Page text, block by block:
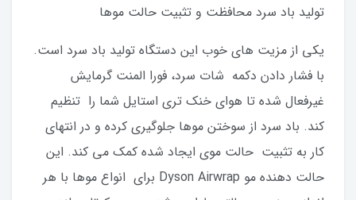
تولید باد سرد محافظت و تثبیت حالت موها
یکی از مزیت های خوب این دستگاه تولید باد سرد است.
با فشار دادن دکمه شات سرد، فورا المنت گرمایش
غیرفعال شده تا هوای خنک تری استایل شما را تنظیم
کند. باد سرد از سوختن موها جلوگیری کرده و در انتهای
کار به تثبیت حالت موی ایجاد شده کمک می کند. این
حالت دهنده مو Dyson Airwrap برای انواع موها با هر